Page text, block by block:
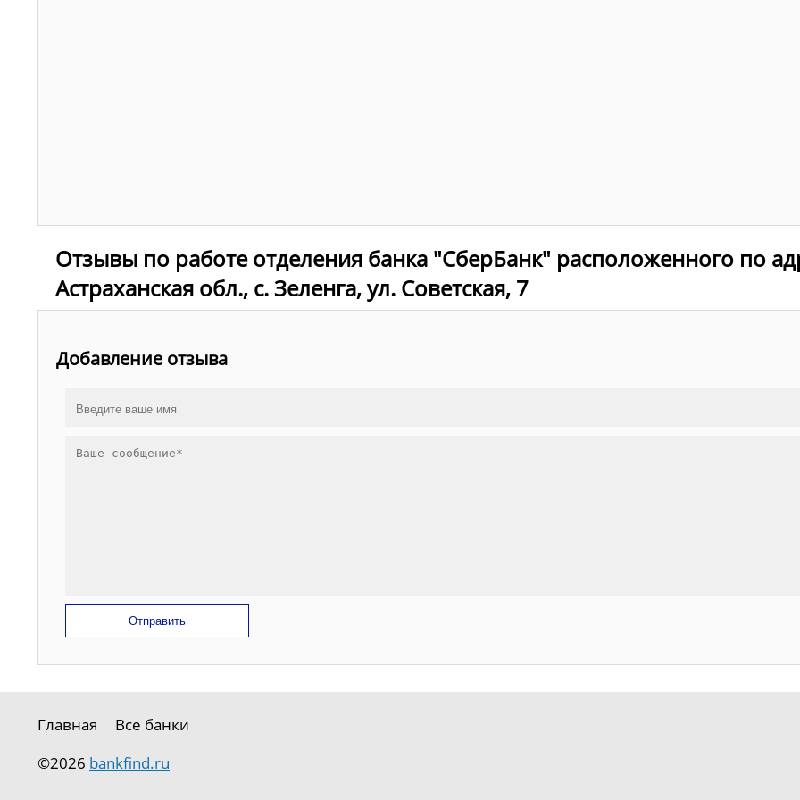
Отзывы по работе отделения банка "СберБанк" расположенного по
Астраханская обл., с. Зеленга, ул. Советская, 7
Добавление отзыва
Отправить
Главная
Все банки
©2026 bankfind.ru